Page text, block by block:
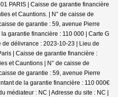
PARIS | Caisse de garantie financière
et Cauntions. | N° de caisse de
de garantie : 59, avenue Pierre
garantie financière : 110 000 | Carte G
délivrance : 2023-10-23 | Lieu de
| Caisse de garantie financière :
et Cauntions | N° de caisse de
de garantie : 59, avenue Pierre
de la garantie financière : 110 000€
médiateur : NC | Adresse du site : NC |